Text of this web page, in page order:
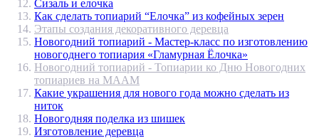
Сизаль и елочка
Как сделать топиарий “Елочка” из кофейных зерен
Этапы создания декоративного деревца
Новогодний топиарий - Мастер-класс по изготовлению
новогоднего топиария «Гламурная Ёлочка»
Новогодний топиарий - Топиарии ко Дню Новогодних
топиариев на МAAM
Какие украшения для нового года можно сделать из
ниток
Новогодняя поделка из шишек
Изготовление деревца